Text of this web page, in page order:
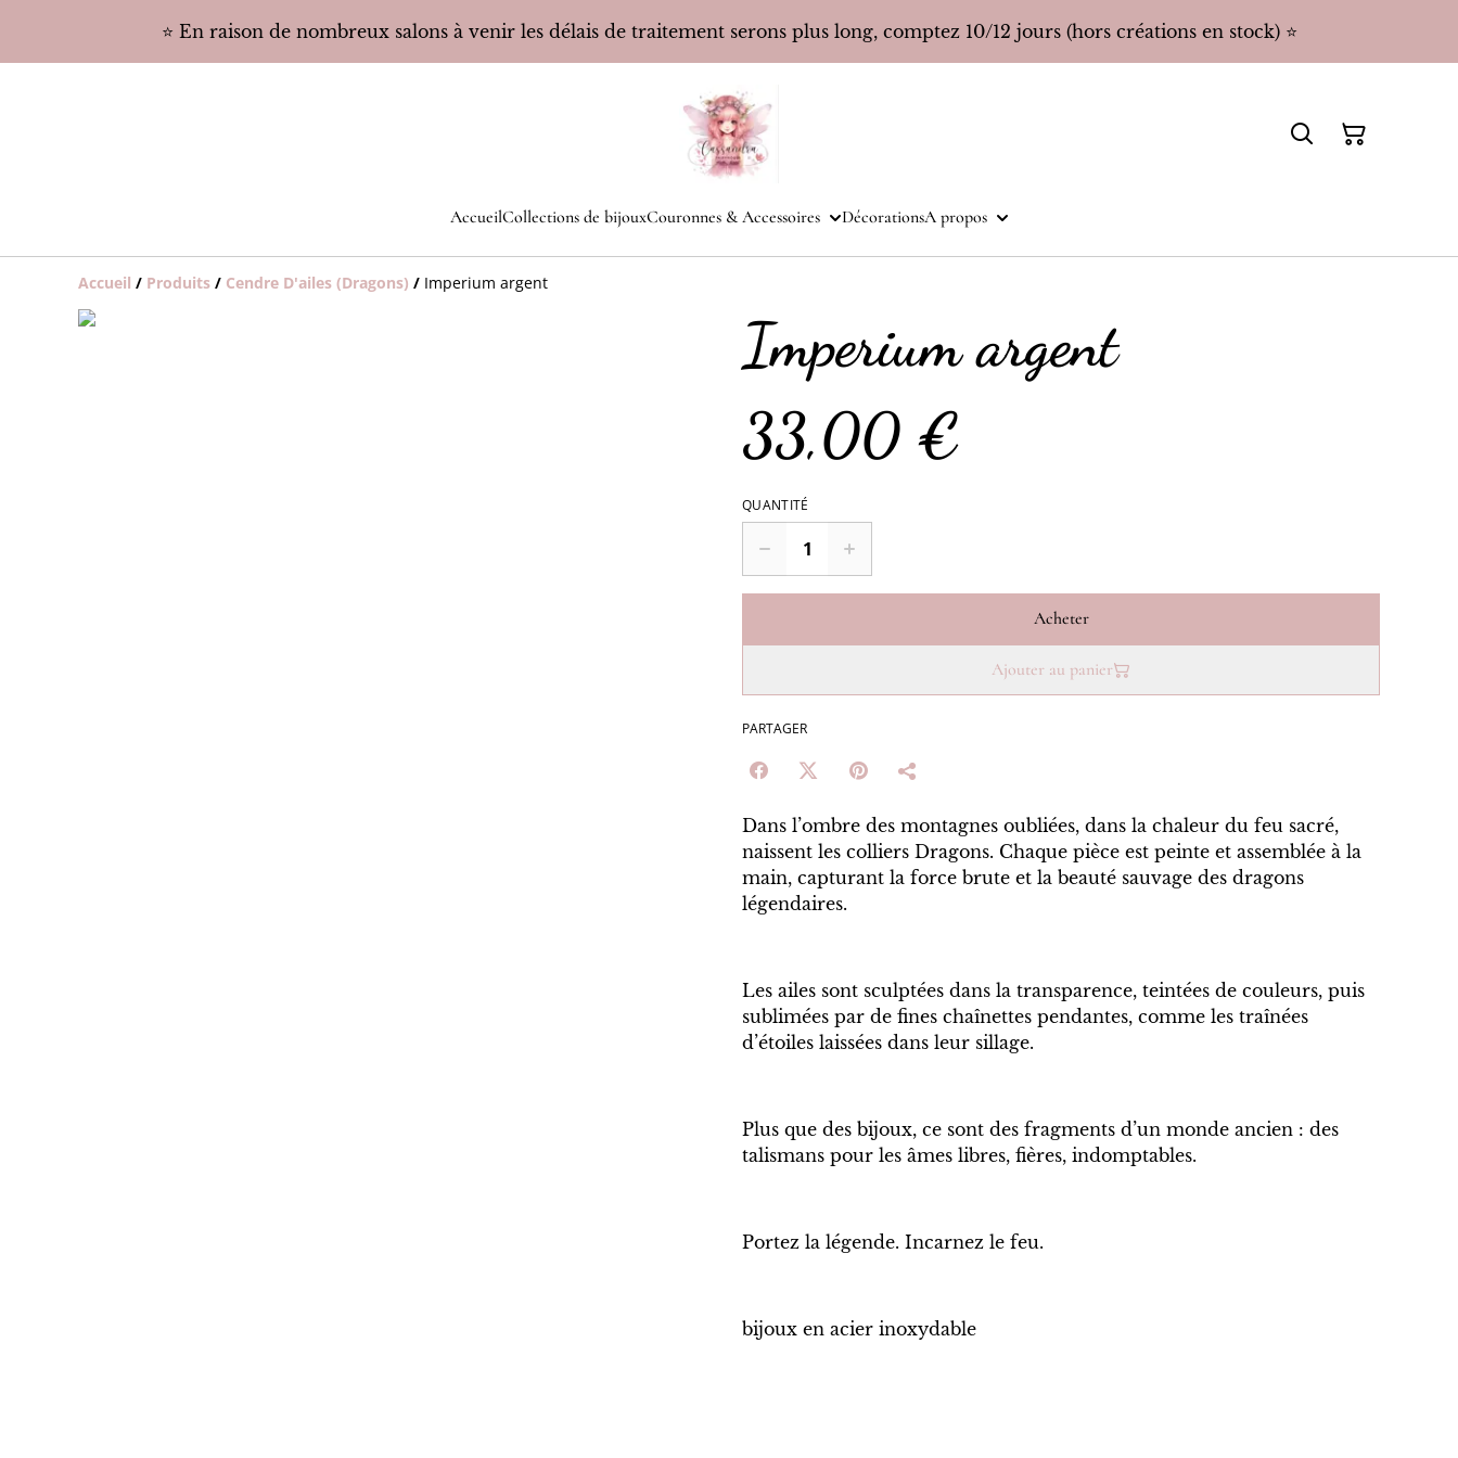
⭐️ En raison de nombreux salons à venir les délais de traitement serons plus long, comptez 10/12 jours (hors créations en stock) ⭐️
AccueilCollections de bijouxCouronnes & Accessoires DécorationsA propos
Accueil / Produits / Cendre D'ailes (Dragons) / Imperium argent
Imperium argent
33,00 €
QUANTITÉ
Acheter
Ajouter au panier
PARTAGER
Dans l’ombre des montagnes oubliées, dans la chaleur du feu sacré,
naissent les colliers Dragons. Chaque pièce est peinte et assemblée à la
main, capturant la force brute et la beauté sauvage des dragons
légendaires.
Les ailes sont sculptées dans la transparence, teintées de couleurs, puis
sublimées par de fines chaînettes pendantes, comme les traînées
d’étoiles laissées dans leur sillage.
Plus que des bijoux, ce sont des fragments d’un monde ancien : des
talismans pour les âmes libres, fières, indomptables.
Portez la légende. Incarnez le feu.
bijoux en acier inoxydable